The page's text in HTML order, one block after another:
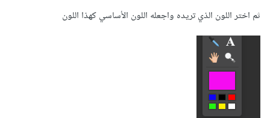
ثم اختر اللون الذي تريده واجعله اللون الأساسي كهذا اللون